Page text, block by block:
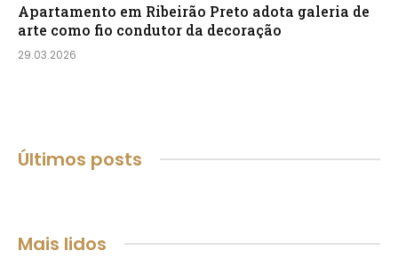
Apartamento em Ribeirão Preto adota galeria de
arte como fio condutor da decoração
29.03.2026
Últimos posts
Mais lidos